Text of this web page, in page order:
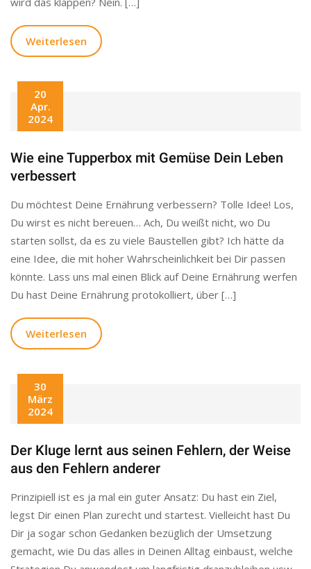
Weiterlesen
20
Apr.
2024
Wie eine Tupperbox mit Gemüse Dein Leben
verbessert
Du möchtest Deine Ernährung verbessern? Tolle Idee! Los,
Du wirst es nicht bereuen… Ach, Du weißt nicht, wo Du
starten sollst, da es zu viele Baustellen gibt? Ich hätte da
eine Idee, die mit hoher Wahrscheinlichkeit bei Dir passen
könnte. Lass uns mal einen Blick auf Deine Ernährung werfen
Du hast Deine Ernährung protokolliert, über […]
Weiterlesen
30
März
2024
Der Kluge lernt aus seinen Fehlern, der Weise
aus den Fehlern anderer
Prinzipiell ist es ja mal ein guter Ansatz: Du hast ein Ziel,
legst Dir einen Plan zurecht und startest. Vielleicht hast Du
Dir ja sogar schon Gedanken bezüglich der Umsetzung
gemacht, wie Du das alles in Deinen Alltag einbaust, welche